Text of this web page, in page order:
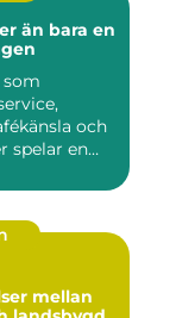
som
och
spelar en
mellan